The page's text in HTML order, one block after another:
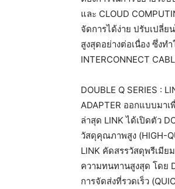
และ CLOUD
จัดการได้ง่าย ปรับเปลี่
สูงสุดอย่างต่อเนื่อง ซึ่งท
INTERCONNECT
DOUBLE Q SERIES :
ADAPTER ออกแบบมา
ล่าสุด LINK ได้เปิดตัว
วัสดุคุณภาพสูง (HIGH-
LINK คัดสรรวัสดุพรีเมีย
ความทนทานสูงสุด โดย
การจัดส่งที่รวดเร็ว